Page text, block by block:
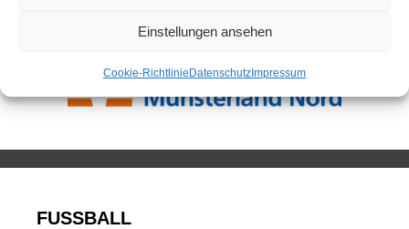
Einstellungen ansehen
Cookie-Richtlinie Datenschutz Impressum
FUSSBALL